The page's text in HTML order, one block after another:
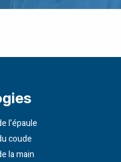
l’épaule
coude
la main